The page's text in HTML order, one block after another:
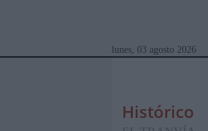
lunes, 03 agosto 2026
Histórico